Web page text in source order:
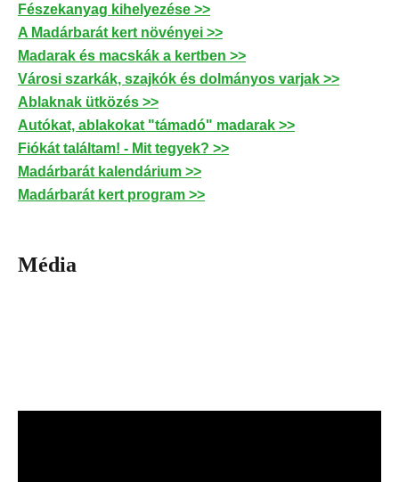
Fészekanyag kihelyezése >>
A Madárbarát kert növényei >>
Madarak és macskák a kertben >>
Városi szarkák, szajkók és dolmányos varjak >>
Ablaknak ütközés >>
Autókat, ablakokat "támadó" madarak >>
Fiókát találtam! - Mit tegyek? >>
Madárbarát kalendárium >>
Madárbarát kert program >>
Média